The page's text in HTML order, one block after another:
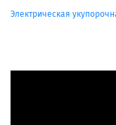
Электрическая